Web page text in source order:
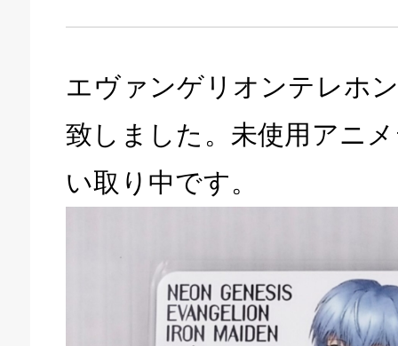
エヴァンゲリオンテレホ
致しました。未使用アニ
い取り中です。
ドキ 磐田店